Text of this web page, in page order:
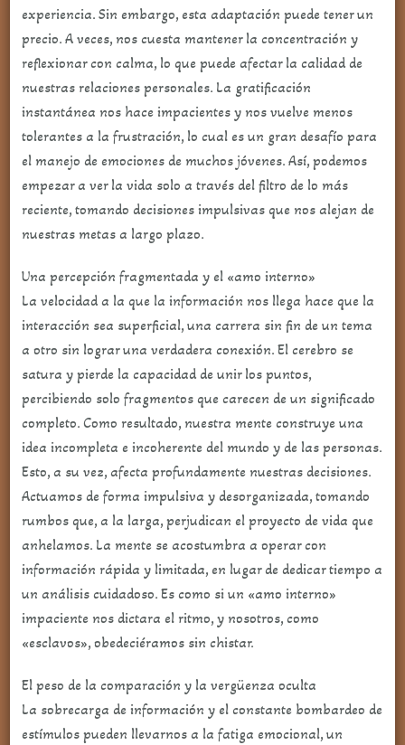
experiencia. Sin embargo, esta adaptación puede tener un
precio. A veces, nos cuesta mantener la concentración y
reflexionar con calma, lo que puede afectar la calidad de
nuestras relaciones personales. La gratificación
instantánea nos hace impacientes y nos vuelve menos
tolerantes a la frustración, lo cual es un gran desafío para
el manejo de emociones de muchos jóvenes. Así, podemos
empezar a ver la vida solo a través del filtro de lo más
reciente, tomando decisiones impulsivas que nos alejan de
nuestras metas a largo plazo.
Una percepción fragmentada y el «amo interno»
La velocidad a la que la información nos llega hace que la
interacción sea superficial, una carrera sin fin de un tema
a otro sin lograr una verdadera conexión. El cerebro se
satura y pierde la capacidad de unir los puntos,
percibiendo solo fragmentos que carecen de un significado
completo. Como resultado, nuestra mente construye una
idea incompleta e incoherente del mundo y de las personas.
Esto, a su vez, afecta profundamente nuestras decisiones.
Actuamos de forma impulsiva y desorganizada, tomando
rumbos que, a la larga, perjudican el proyecto de vida que
anhelamos. La mente se acostumbra a operar con
información rápida y limitada, en lugar de dedicar tiempo a
un análisis cuidadoso. Es como si un «amo interno»
impaciente nos dictara el ritmo, y nosotros, como
«esclavos», obedeciéramos sin chistar.
El peso de la comparación y la vergüenza oculta
La sobrecarga de información y el constante bombardeo de
estímulos pueden llevarnos a la fatiga emocional, un